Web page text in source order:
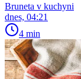
Bruneta v kuchyni
dnes, 04:21
4 min